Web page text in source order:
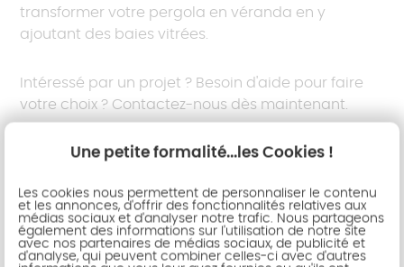
transformer votre pergola en véranda en y
ajoutant des baies vitrées.
Intéressé par un projet ? Besoin d'aide pour faire
votre choix ? Contactez-nous dès maintenant.
Contacter un professionnel
Quelle est l'utilité pour une pergola
carport ?
Une petite formalité...les Cookies !
Les cookies nous permettent de personnaliser le contenu
et les annonces, d'offrir des fonctionnalités relatives aux
médias sociaux et d'analyser notre trafic. Nous partageons
également des informations sur l'utilisation de notre site
avec nos partenaires de médias sociaux, de publicité et
d'analyse, qui peuvent combiner celles-ci avec d'autres